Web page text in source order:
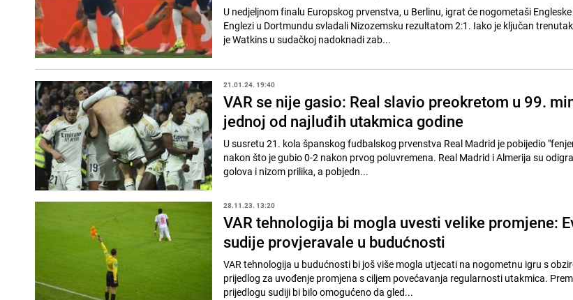
U nedjeljnom finalu Europskog prvenstva, u Berlinu, igrat će nogometaši
Englezi u Dortmundu svladali Nizozemsku rezultatom 2:1. Iako je ključan
je Watkins u sudačkoj nadoknadi zab...
21.01.24. 19:40
VAR se nije gasio: Real slavio preokretom u 99.
jednoj od najluđih utakmica godine
U susretu 21. kola španskog fudbalskog prvenstva Real Madrid je pobijedio
nakon što je gubio 0-2 nakon prvog poluvremena. Real Madrid i Almerija su
golova i nizom prilika, a pobjedn...
28.11.23. 13:20
VAR tehnologija bi mogla uvesti velike promjene:
sudije provjeravale u budućnosti
VAR tehnologija u budućnosti bi još više mogla utjecati na nogometnu igru s
prijedlog za uvođenje promjena s ciljem povećavanja regularnosti utakmica.
prijedlogu sudiji bi bilo omogućeno da gled...